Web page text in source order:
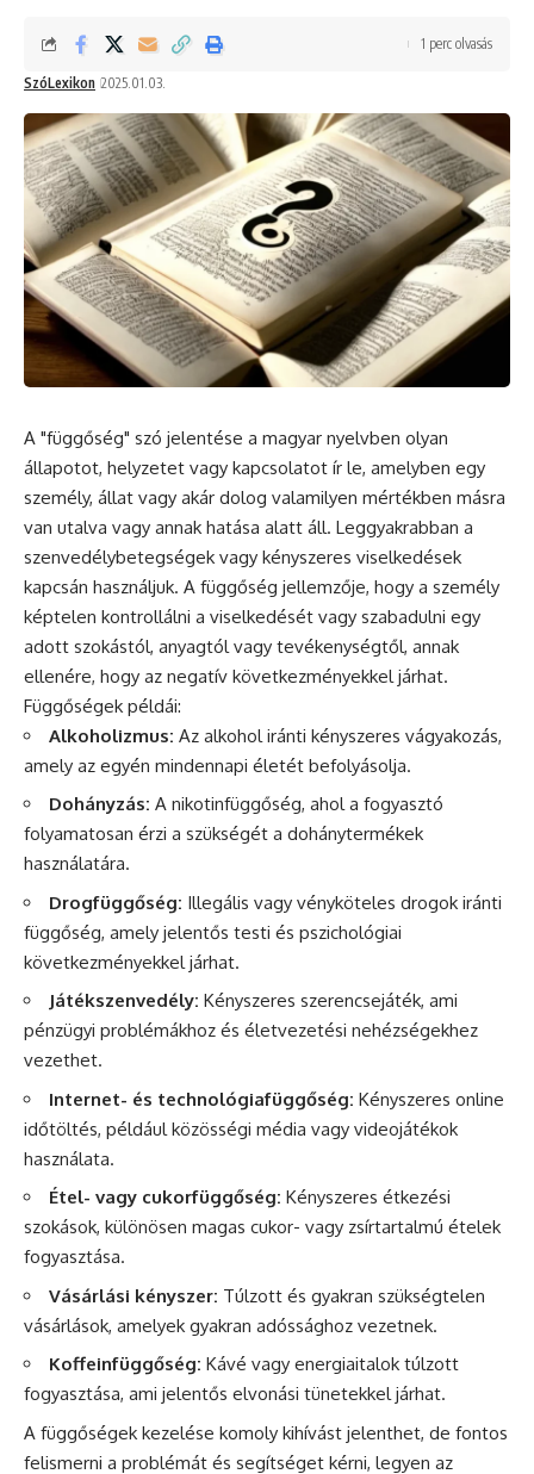
SzóLexikon 2025.01.03.
1 perc olvasás
A "függőség" szó jelentése a magyar nyelvben olyan
állapotot, helyzetet vagy kapcsolatot ír le, amelyben egy
személy, állat vagy akár dolog valamilyen mértékben másra
van utalva vagy annak hatása alatt áll. Leggyakrabban a
szenvedélybetegségek vagy kényszeres viselkedések
kapcsán használjuk. A függőség jellemzője, hogy a személy
képtelen kontrollálni a viselkedését vagy szabadulni egy
adott szokástól, anyagtól vagy tevékenységtől, annak
ellenére, hogy az negatív következményekkel járhat.
Függőségek példái:
Alkoholizmus: Az alkohol iránti kényszeres vágyakozás,
amely az egyén mindennapi életét befolyásolja.
Dohányzás: A nikotinfüggőség, ahol a fogyasztó
folyamatosan érzi a szükségét a dohánytermékek
használatára.
Drogfüggőség: Illegális vagy vényköteles drogok iránti
függőség, amely jelentős testi és pszichológiai
következményekkel járhat.
Játékszenvedély: Kényszeres szerencsejáték, ami
pénzügyi problémákhoz és életvezetési nehézségekhez
vezethet.
Internet- és technológiafüggőség: Kényszeres online
időtöltés, például közösségi média vagy videojátékok
használata.
Étel- vagy cukorfüggőség: Kényszeres étkezési
szokások, különösen magas cukor- vagy zsírtartalmú ételek
fogyasztása.
Vásárlási kényszer: Túlzott és gyakran szükségtelen
vásárlások, amelyek gyakran adóssághoz vezetnek.
Koffeinfüggőség: Kávé vagy energiaitalok túlzott
fogyasztása, ami jelentős elvonási tünetekkel járhat.
A függőségek kezelése komoly kihívást jelenthet, de fontos
felismerni a problémát és segítséget kérni, legyen az